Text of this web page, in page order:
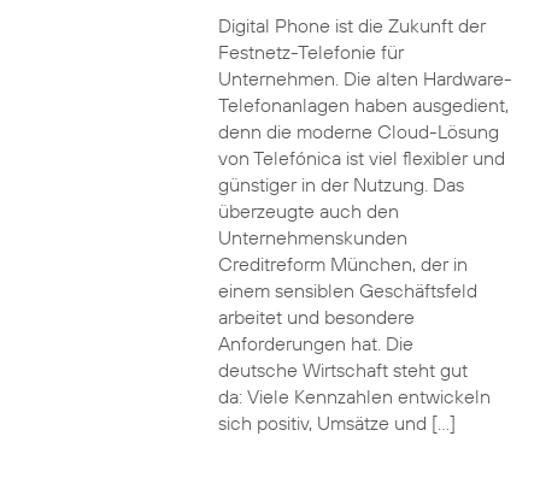
Digital Phone ist die Zukunft der
Festnetz-Telefonie für
Unternehmen. Die alten Hardware-
Telefonanlagen haben ausgedient,
denn die moderne Cloud-Lösung
von Telefónica ist viel flexibler und
günstiger in der Nutzung. Das
überzeugte auch den
Unternehmenskunden
Creditreform München, der in
einem sensiblen Geschäftsfeld
arbeitet und besondere
Anforderungen hat. Die
deutsche Wirtschaft steht gut
da: Viele Kennzahlen entwickeln
sich positiv, Umsätze und […]